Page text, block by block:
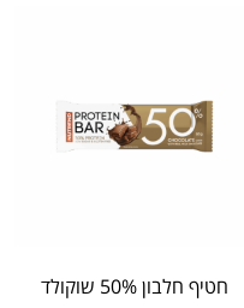
חטיף חלבון 50% שוקולד